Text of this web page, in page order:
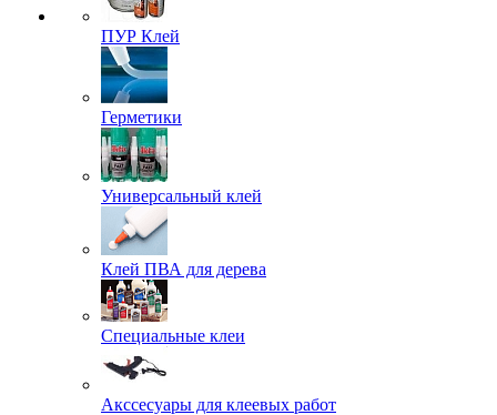
ПУР Клей
Герметики
Универсальный клей
Клей ПВА для дерева
Специальные клеи
Акссесуары для клеевых работ